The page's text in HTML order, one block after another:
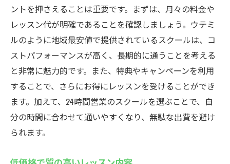
ントを押さえることは重要です。まずは、月々の料金や
レッスン代が明確であることを確認しましょう。ウテミ
ルのように地域最安値で提供されているスクールは、コ
ストパフォーマンスが高く、長期的に通うことを考える
と非常に魅力的です。また、特典やキャンペーンを利用
することで、さらにお得にレッスンを受けることができ
ます。加えて、24時間営業のスクールを選ぶことで、自
分の時間に合わせて通いやすくなり、無駄な出費を避け
られます。